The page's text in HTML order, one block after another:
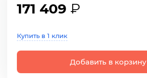
171 409 ₽
Купить в 1 клик
Добавить в корзину